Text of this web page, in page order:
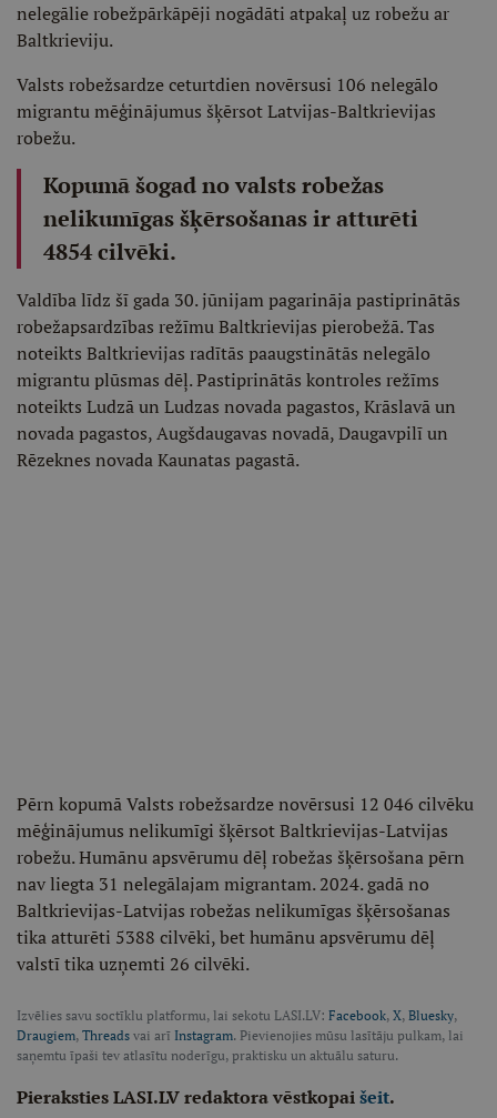
nelegālie robežpārkāpēji nogādāti atpakaļ uz robežu ar
Baltkrieviju.
Valsts robežsardze ceturtdien novērsusi 106 nelegālo
migrantu mēģinājumus šķērsot Latvijas-Baltkrievijas
robežu.
Kopumā šogad no valsts robežas
nelikumīgas šķērsošanas ir atturēti
4854 cilvēki.
Valdība līdz šī gada 30. jūnijam pagarināja pastiprinātās
robežapsardzības režīmu Baltkrievijas pierobežā. Tas
noteikts Baltkrievijas radītās paaugstinātās nelegālo
migrantu plūsmas dēļ. Pastiprinātās kontroles režīms
noteikts Ludzā un Ludzas novada pagastos, Krāslavā un
novada pagastos, Augšdaugavas novadā, Daugavpilī un
Rēzeknes novada Kaunatas pagastā.
Pērn kopumā Valsts robežsardze novērsusi 12 046 cilvēku
mēģinājumus nelikumīgi šķērsot Baltkrievijas-Latvijas
robežu. Humānu apsvērumu dēļ robežas šķērsošana pērn
nav liegta 31 nelegālajam migrantam. 2024. gadā no
Baltkrievijas-Latvijas robežas nelikumīgas šķērsošanas
tika atturēti 5388 cilvēki, bet humānu apsvērumu dēļ
valstī tika uzņemti 26 cilvēki.
Izvēlies savu soctīklu platformu, lai sekotu LASI.LV: Facebook, X, Bluesky,
Draugiem, Threads vai arī Instagram. Pievienojies mūsu lasītāju pulkam, lai
saņemtu īpaši tev atlasītu noderīgu, praktisku un aktuālu saturu.
Pieraksties LASI.LV redaktora vēstkopaišeit.